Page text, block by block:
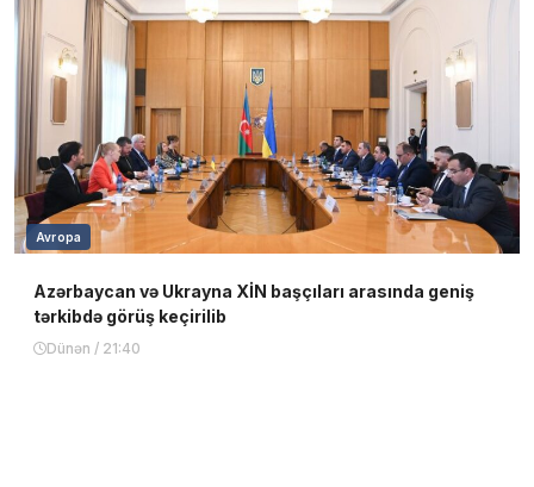
Avropa
Azərbaycan və Ukrayna XİN başçıları arasında geniş
tərkibdə görüş keçirilib
Dünən / 21:40